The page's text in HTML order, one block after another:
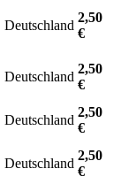
Deutschland
2,50
€
Deutschland
2,50
€
Deutschland
2,50
€
Deutschland
2,50
€